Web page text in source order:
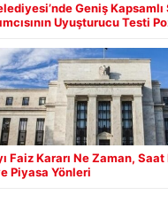
Geniş
Uyuşturucu Testi
Faiz Kararı Ne Zaman,
Piyasa Yönleri